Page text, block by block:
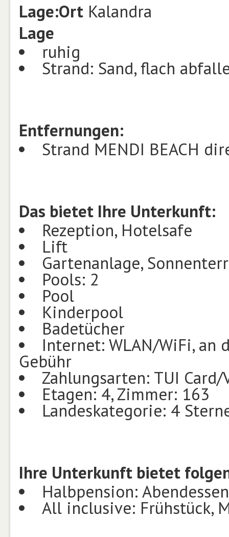
Lage:Ort Kalandra
Lage
ruhig
Strand: Sand, flach
Entfernungen:
Strand MENDI BEACH
Das bietet Ihre Unterkunft:
Rezeption, Hotelsafe
Lift
Gartenanlage,
Pools: 2
Pool
Kinderpool
Badetücher
Internet: WLAN/WiFi, an
Gebühr
Zahlungsarten: TUI Card/
Etagen: 4, Zimmer: 163
Landeskategorie: 4
Ihre Unterkunft bietet
Halbpension: Abendessen
All inclusive: Frühstück,